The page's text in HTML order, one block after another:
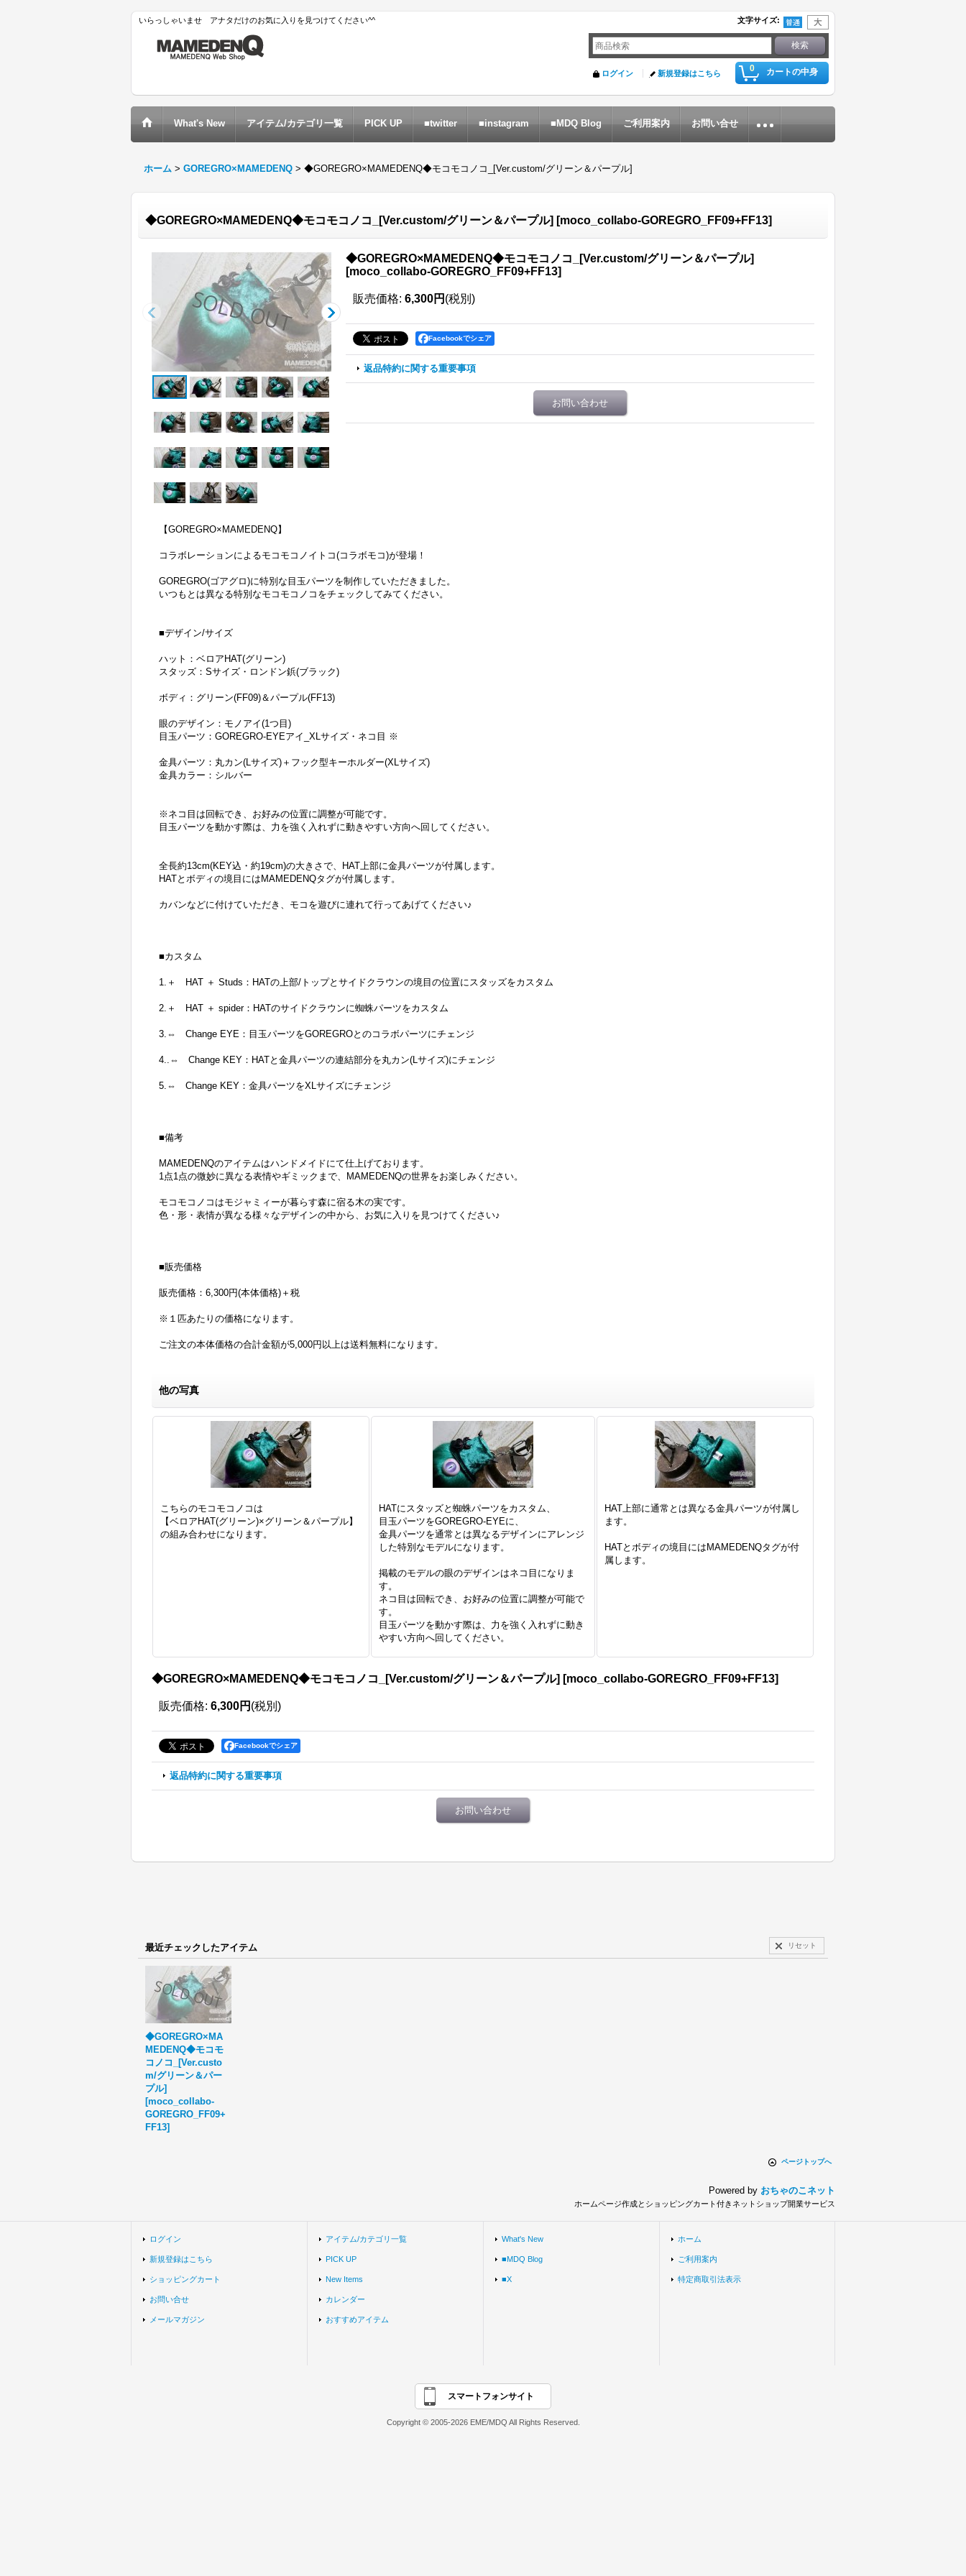
いらっしゃいませ アナタだけのお気に入りを見つけてください^^ 文字サイズ:
0 カートの中身
ログイン 新規登録はこちら
What's New アイテム/カテゴリ一覧 PICK UP ■twitter ■instagram ■MDQ Blog ご利用案内 お問い合せ
ホーム > GOREGRO×MAMEDENQ > ◆GOREGRO×MAMEDENQ◆モコモコノコ_[Ver.custom/グリーン＆パープル]
◆GOREGRO×MAMEDENQ◆モコモコノコ_[Ver.custom/グリーン＆パープル] [moco_collabo-GOREGRO_FF09+FF13]
◆GOREGRO×MAMEDENQ◆モコモコノコ_[Ver.custom/グリーン＆パープル]
[moco_collabo-GOREGRO_FF09+FF13]
販売価格: 6,300円 (税別)
Facebookでシェア
返品特約に関する重要事項
お問い合わせ
【GOREGRO×MAMEDENQ】
コラボレーションによるモコモコノイトコ(コラボモコ)が登場！
GOREGRO(ゴアグロ)に特別な目玉パーツを制作していただきました。
いつもとは異なる特別なモコモコノコをチェックしてみてください。
■デザイン/サイズ
ハット：ベロアHAT(グリーン)
スタッズ：Sサイズ・ロンドン鋲(ブラック)
ボディ：グリーン(FF09)＆パープル(FF13)
眼のデザイン：モノアイ(1つ目)
目玉パーツ：GOREGRO-EYEアイ_XLサイズ・ネコ目 ※
金具パーツ：丸カン(Lサイズ)＋フック型キーホルダー(XLサイズ)
金具カラー：シルバー
※ネコ目は回転でき、お好みの位置に調整が可能です。
目玉パーツを動かす際は、力を強く入れずに動きやすい方向へ回してください。
全長約13cm(KEY込・約19cm)の大きさで、HAT上部に金具パーツが付属します。
HATとボディの境目にはMAMEDENQタグが付属します。
カバンなどに付けていただき、モコを遊びに連れて行ってあげてください♪
■カスタム
1.＋ HAT ＋ Studs：HATの上部/トップとサイドクラウンの境目の位置にスタッズをカスタム
2.＋ HAT ＋ spider：HATのサイドクラウンに蜘蛛パーツをカスタム
3.⇔ Change EYE：目玉パーツをGOREGROとのコラボパーツにチェンジ
4..⇔ Change KEY：HATと金具パーツの連結部分を丸カン(Lサイズ)にチェンジ
5.⇔ Change KEY：金具パーツをXLサイズにチェンジ
■備考
MAMEDENQのアイテムはハンドメイドにて仕上げております。
1点1点の微妙に異なる表情やギミックまで、MAMEDENQの世界をお楽しみください。
モコモコノコはモジャミィーが暮らす森に宿る木の実です。
色・形・表情が異なる様々なデザインの中から、お気に入りを見つけてください♪
■販売価格
販売価格：6,300円(本体価格)＋税
※１匹あたりの価格になります。
ご注文の本体価格の合計金額が5,000円以上は送料無料になります。
他の写真
こちらのモコモコノコは
【ベロアHAT(グリーン)×グリーン＆パープル】
の組み合わせになります。
HATにスタッズと蜘蛛パーツをカスタム、
目玉パーツをGOREGRO-EYEに、
金具パーツを通常とは異なるデザインにアレンジ
した特別なモデルになります。
掲載のモデルの眼のデザインはネコ目になりま
す。
ネコ目は回転でき、お好みの位置に調整が可能で
す。
目玉パーツを動かす際は、力を強く入れずに動き
やすい方向へ回してください。
HAT上部に通常とは異なる金具パーツが付属し
ます。
HATとボディの境目にはMAMEDENQタグが付
属します。
◆GOREGRO×MAMEDENQ◆モコモコノコ_[Ver.custom/グリーン＆パープル] [moco_collabo-GOREGRO_FF09+FF13]
販売価格: 6,300円 (税別)
Facebookでシェア
返品特約に関する重要事項
お問い合わせ
最近チェックしたアイテム リセット
◆GOREGRO×MA
MEDENQ◆モコモ
コノコ_[Ver.custo
m/グリーン＆パー
プル]
[moco_collabo-
GOREGRO_FF09+
FF13]
ページトップへ
Powered by おちゃのこネット
ホームページ作成とショッピングカート付きネットショップ開業サービス
ログイン
新規登録はこちら
ショッピングカート
お問い合せ
メールマガジン
アイテム/カテゴリ一覧
PICK UP
New Items
カレンダー
おすすめアイテム
What's New
■MDQ Blog
■X
ホーム
ご利用案内
特定商取引法表示
スマートフォンサイト
Copyright © 2005-2026 EME/MDQ All Rights Reserved.